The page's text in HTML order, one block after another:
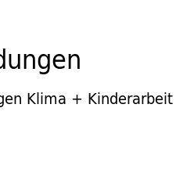
Klima + Kinderarbeit